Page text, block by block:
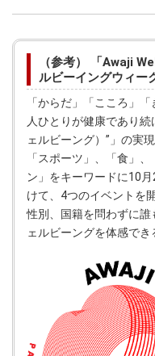
（参考） 「Awaji
ルビーイングウィー
「からだ」「こころ」
人ひとりが健康であり
ェルビーング）”」の実
「スポーツ」、「食」
ン」をキーワードに10
けて、4つのイベントを
性別、国籍を問わずに
ェルビーングを体感でき